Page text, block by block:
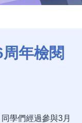
年檢閱
學們經過參與3月